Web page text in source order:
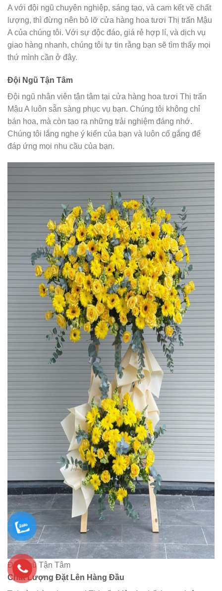
A với đội ngũ chuyên nghiệp, sáng tạo, và cam kết về chất
lượng, thì đừng nên bỏ lỡ cửa hàng hoa tươi Thị trấn Mậu
A của chúng tôi. Với sự độc đáo, giá rẻ hợp lí, và dịch vụ
giao hàng nhanh, chúng tôi tự tin rằng bạn sẽ tìm thấy mọi
thứ mình cần ở đây.
Đội Ngũ Tận Tâm
Đội ngũ nhân viên tận tâm tại cửa hàng hoa tươi Thị trấn
Mậu A luôn sẵn sàng phục vụ bạn. Chúng tôi không chỉ
bán hoa, mà còn tạo ra những trải nghiệm đáng nhớ.
Chúng tôi lắng nghe ý kiến của bạn và luôn cố gắng để
đáp ứng mọi nhu cầu của bạn.
Đội Ngũ Tận Tâm
Chất Lượng Đặt Lên Hàng Đầu